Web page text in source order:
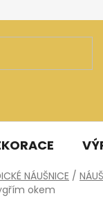
NÁUŠNICE /
okem